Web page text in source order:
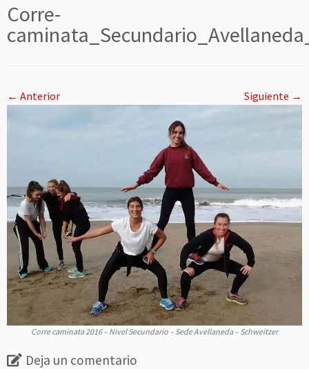
Corre-
← Anterior Siguiente →
Corre caminata 2016 – Nivel Secundario – Sede Avellaneda – Schweitzer
Deja un comentario